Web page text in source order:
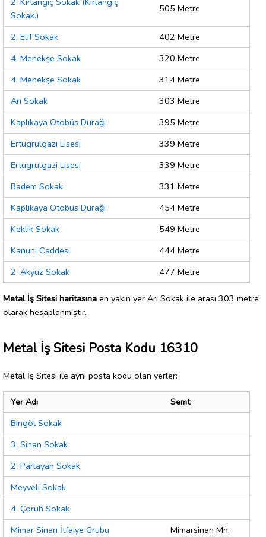
Sokak.)
505 Metre
2. Elif Sokak
402 Metre
4. Menekşe Sokak
320 Metre
4. Menekşe Sokak
314 Metre
Arı Sokak
303 Metre
Kaplıkaya Otobüs Durağı
395 Metre
Ertugrulgazi Lisesi
339 Metre
Ertugrulgazi Lisesi
339 Metre
Badem Sokak
331 Metre
Kaplıkaya Otobüs Durağı
454 Metre
Keklik Sokak
549 Metre
Kanuni Caddesi
444 Metre
2. Akyüz Sokak
477 Metre
Metal İş Sitesi haritasına en yakın yer Arı Sokak ile arası 303 metre
olarak hesaplanmıştır.
Metal İş Sitesi Posta Kodu 16310
Metal İş Sitesi ile aynı posta kodu olan yerler:
Yer Adı
Semt
Bingöl Sokak
3. Sinan Sokak
2. Parlayan Sokak
Meyveli Sokak
4. Çoruh Sokak
Mimar Sinan İtfaiye Grubu
Mimarsinan Mh.